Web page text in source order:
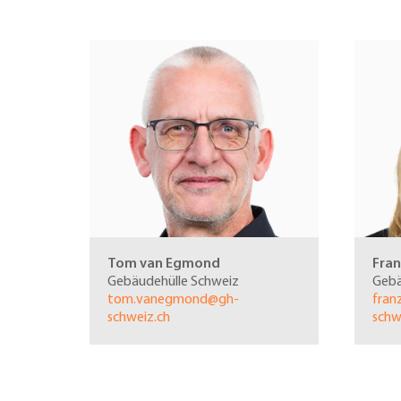
Tom van Egmond
Gebäudehülle Schweiz
tom.vanegmond@gh-
schweiz.ch